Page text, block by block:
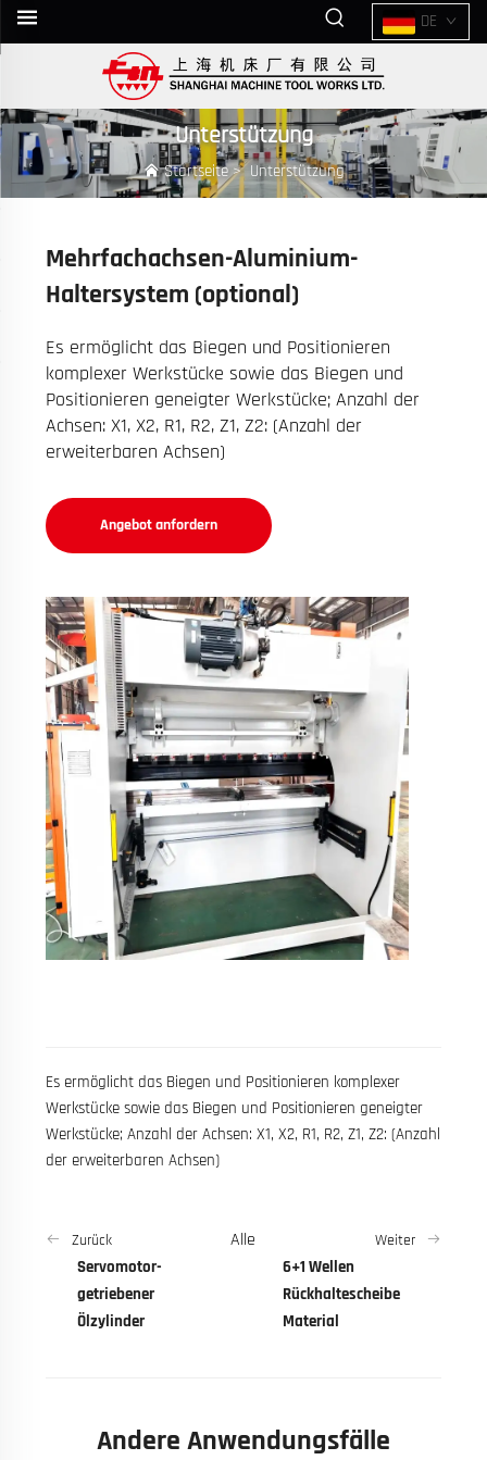
DE
Unterstützung
Startseite> Unterstützung
Mehrfachachsen-Aluminium-
Haltersystem (optional)
Es ermöglicht das Biegen und Positionieren
komplexer Werkstücke sowie das Biegen und
Positionieren geneigter Werkstücke; Anzahl der
Achsen: X1, X2, R1, R2, Z1, Z2: (Anzahl der
erweiterbaren Achsen)
Angebot anfordern
Es ermöglicht das Biegen und Positionieren komplexer
Werkstücke sowie das Biegen und Positionieren geneigter
Werkstücke; Anzahl der Achsen: X1, X2, R1, R2, Z1, Z2: (Anzahl
der erweiterbaren Achsen)
Zurück
Servomotor-
getriebener
Ölzylinder
Alle Weiter
6+1 Wellen
Rückhaltescheibe
Material
Andere Anwendungsfälle